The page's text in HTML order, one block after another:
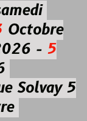
Octobre
- 5
Solvay 5